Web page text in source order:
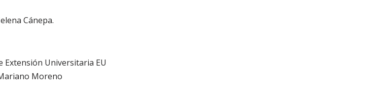
Cánepa.
Extensión Universitaria EU
Moreno